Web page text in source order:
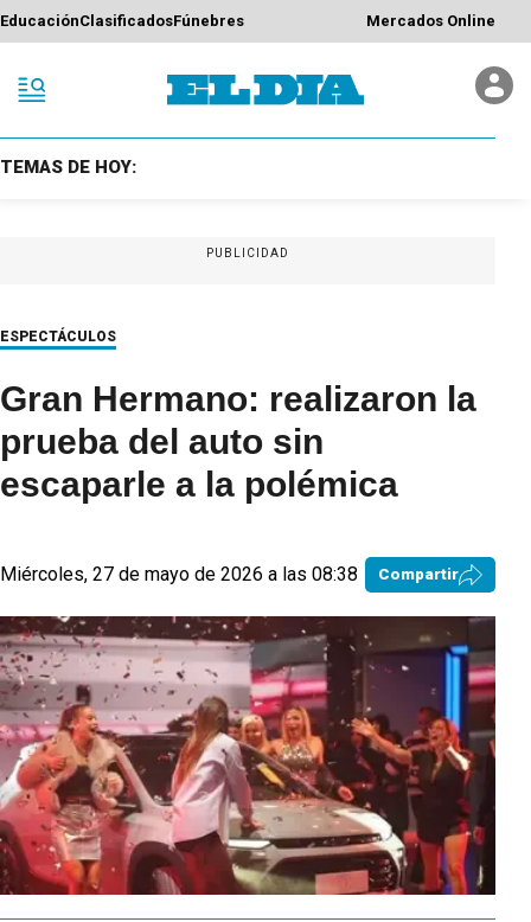
EducaciónClasificadosFúnebres Mercados Online
TEMAS DE HOY:
PUBLICIDAD
ESPECTÁCULOS
Gran Hermano: realizaron la
prueba del auto sin
escaparle a la polémica
Miércoles, 27 de mayo de 2026 a las 08:38 Compartir